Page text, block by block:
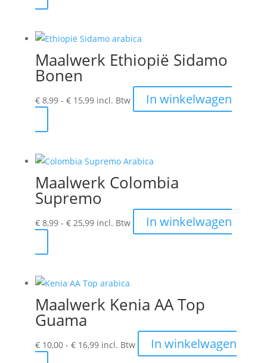
product
meerdere
variaties.
Deze
kan
worden
de
productpagina
Maalwerk Ethiopië Sidamo
Bonen
€8,99 - €15,99Prijsklasse:
incl. Btw In winkelwagen
product
meerdere
variaties.
Deze
optie
kan
worden
de
productpagina
Maalwerk Colombia
Supremo
€8,99 - €25,99Prijsklasse:
incl. Btw In winkelwagen
product
meerdere
variaties.
Deze
kan
Maalwerk Kenia AA Top
Guama
€10,00 - €16,99Prijsklasse:
incl. Btw In winkelwagen